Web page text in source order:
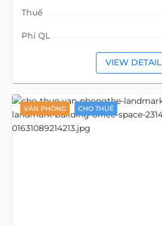
Thuế
Phí QL
VIEW DETAIL
VĂN PHÒNG CHO THUÊ